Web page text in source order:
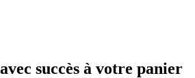
succès à votre panier